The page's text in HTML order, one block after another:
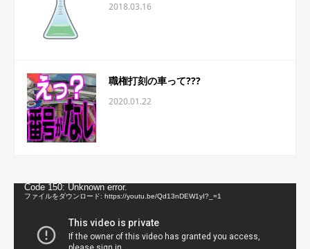
2018.03.16
職権打刻の車って???
2020.01.22
動Code 150: Unknown error.
ファイルをダウンロード: https://youtu.be/Qd13nDEW1yI?_=1